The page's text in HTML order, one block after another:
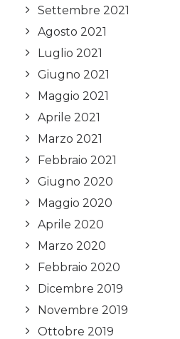
Settembre 2021
Agosto 2021
Luglio 2021
Giugno 2021
Maggio 2021
Aprile 2021
Marzo 2021
Febbraio 2021
Giugno 2020
Maggio 2020
Aprile 2020
Marzo 2020
Febbraio 2020
Dicembre 2019
Novembre 2019
Ottobre 2019